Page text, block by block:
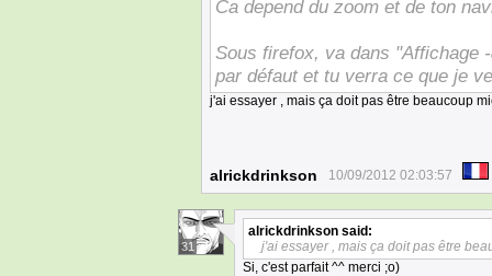
Ca depend du zoom et de ton
Sous firefox, va dans "Affichage
par défaut et tu verra ce que je
j'ai essayer , mais ça doit pas être beaucoup
alrickdrinkson 10/09/2012 02:03:57
31
alrickdrinkson said:
j'ai essayer , mais ça doit pas être
Si, c'est parfait ^^ merci ;o)